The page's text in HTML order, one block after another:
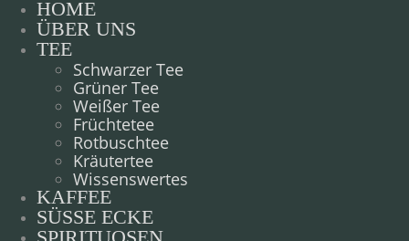
HOME
ÜBER UNS
TEE
Schwarzer Tee
Grüner Tee
Weißer Tee
Früchtetee
Rotbuschtee
Kräutertee
Wissenswertes
KAFFEE
SÜSSE ECKE